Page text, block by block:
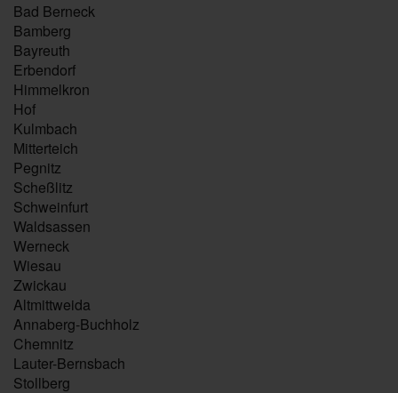
Bad Berneck
Bamberg
Bayreuth
Erbendorf
Himmelkron
Hof
Kulmbach
Mitterteich
Pegnitz
Scheßlitz
Schweinfurt
Waldsassen
Werneck
Wiesau
Zwickau
Altmittweida
Annaberg-Buchholz
Chemnitz
Lauter-Bernsbach
Stollberg